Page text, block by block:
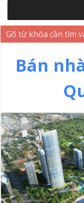
Bán